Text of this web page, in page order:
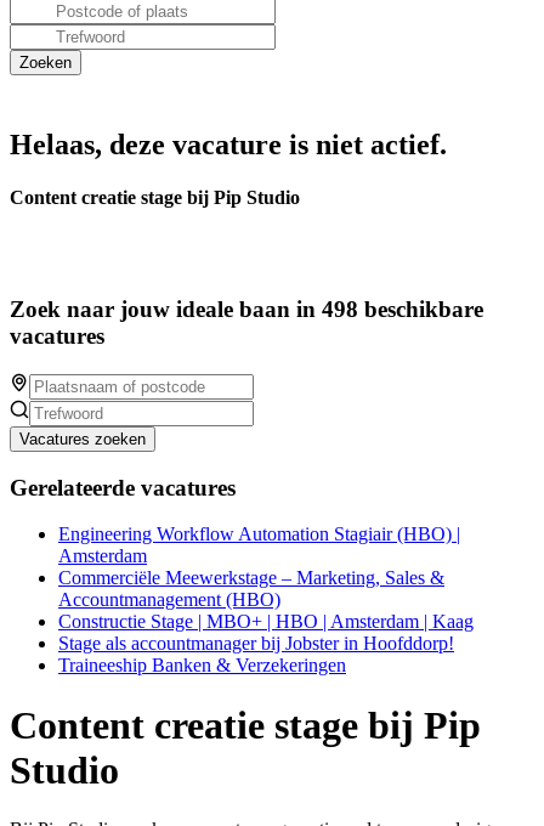
Helaas, deze vacature is niet actief.
Content creatie stage bij Pip Studio
Zoek naar jouw ideale baan in 498 beschikbare
vacatures
Vacatures zoeken
Gerelateerde vacatures
Engineering Workflow Automation Stagiair (HBO) |
Amsterdam
Commerciële Meewerkstage – Marketing, Sales &
Accountmanagement (HBO)
Constructie Stage | MBO+ | HBO | Amsterdam | Kaag
Stage als accountmanager bij Jobster in Hoofddorp!
Traineeship Banken & Verzekeringen
Content creatie stage bij Pip
Studio